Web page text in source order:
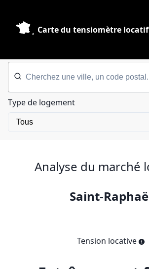
Carte du tensiomètre locatif
Type de logement
Analyse du marché
Saint-
Tension locative